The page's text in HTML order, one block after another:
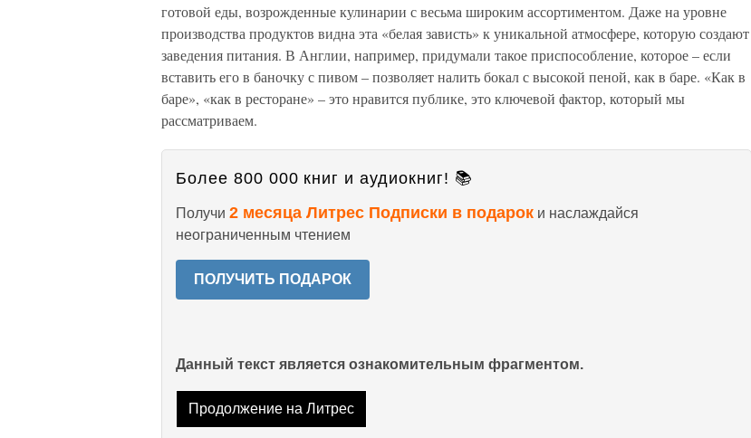
готовой еды, возрожденные кулинарии с весьма широким ассортиментом. Даже на уровне
производства продуктов видна эта «белая зависть» к уникальной атмосфере, которую создают
заведения питания. В Англии, например, придумали такое приспособление, которое – если
вставить его в баночку с пивом – позволяет налить бокал с высокой пеной, как в баре. «Как в
баре», «как в ресторане» – это нравится публике, это ключевой фактор, который мы
рассматриваем.
Более 800 000 книг и аудиокниг! 📚
Получи 2 месяца Литрес Подписки в подарок и наслаждайся
неограниченным чтением
ПОЛУЧИТЬ ПОДАРОК
Данный текст является ознакомительным фрагментом.
Продолжение на Литрес